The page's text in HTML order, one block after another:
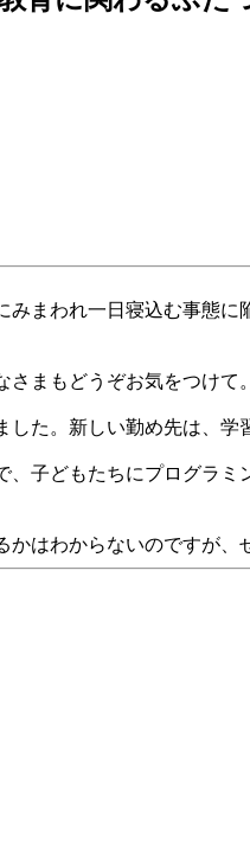
まわれ一日寝込む事態
まもどうぞお気をつけて。
た。新しい勤め先は、
子どもたちにプログラ
はわからないのですが、